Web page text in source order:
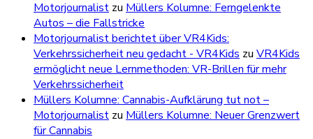
Motorjournalist zu Müllers Kolumne: Ferngelenkte
Autos – die Fallstricke
Motorjournalist berichtet über VR4Kids:
Verkehrssicherheit neu gedacht - VR4Kids zu VR4Kids
ermöglicht neue Lernmethoden: VR-Brillen für mehr
Verkehrssicherheit
Müllers Kolumne: Cannabis-Aufklärung tut not –
Motorjournalist zu Müllers Kolumne: Neuer Grenzwert
für Cannabis